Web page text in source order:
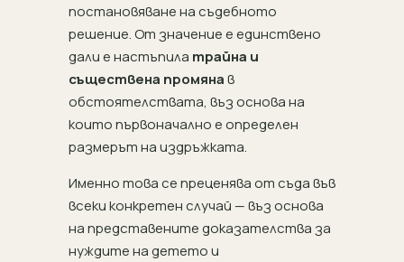
постановяване на съдебното
решение. От значение е единствено
дали е настъпила трайна и
съществена промянав
обстоятелствата, въз основа на
които първоначално е определен
размерът на издръжката.
Именно това се преценява от съда във
всеки конкретен случай — въз основа
на представените доказателства за
нуждите на детето и